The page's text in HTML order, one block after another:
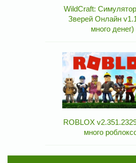
WildCraft:
Зверей Онлайн
много денег)
ROBLOX
много